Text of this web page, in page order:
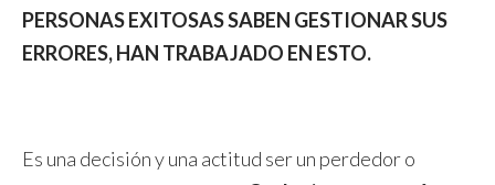
PERSONAS EXITOSAS SABEN GESTIONAR SUS
ERRORES, HAN TRABAJADO EN ESTO.
Es una decisión y una actitud ser un perdedor o